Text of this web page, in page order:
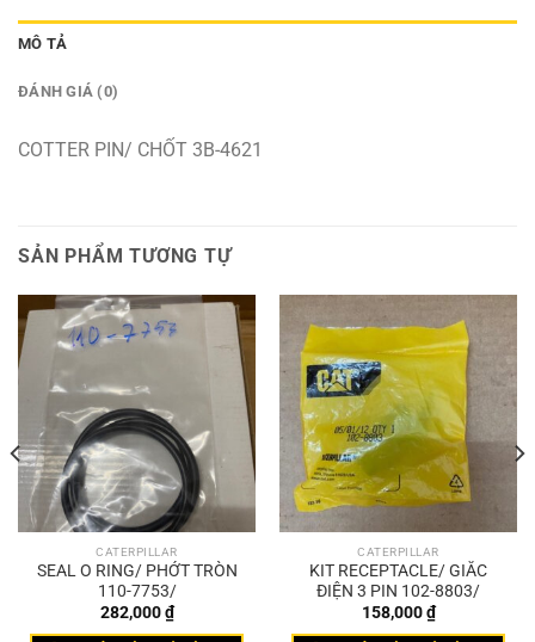
MÔ TẢ
ĐÁNH GIÁ (0)
COTTER PIN/ CHỐT 3B-4621
SẢN PHẨM TƯƠNG TỰ
CATERPILLAR
SEAL O RING/ PHỚT TRÒN
110-7753/
282,000₫
CATERPILLAR
KIT RECEPTACLE/ GIẮC
ĐIỆN 3 PIN 102-8803/
158,000₫